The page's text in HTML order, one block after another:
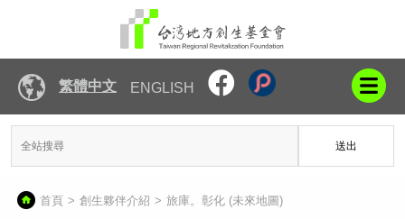
繁體中文 ENGLISH
送出
首頁 創生夥伴介紹 旅庫。彰化 (未來地圖)